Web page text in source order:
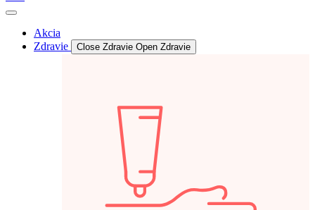
Akcia
Zdravie
Close Zdravie Open Zdravie